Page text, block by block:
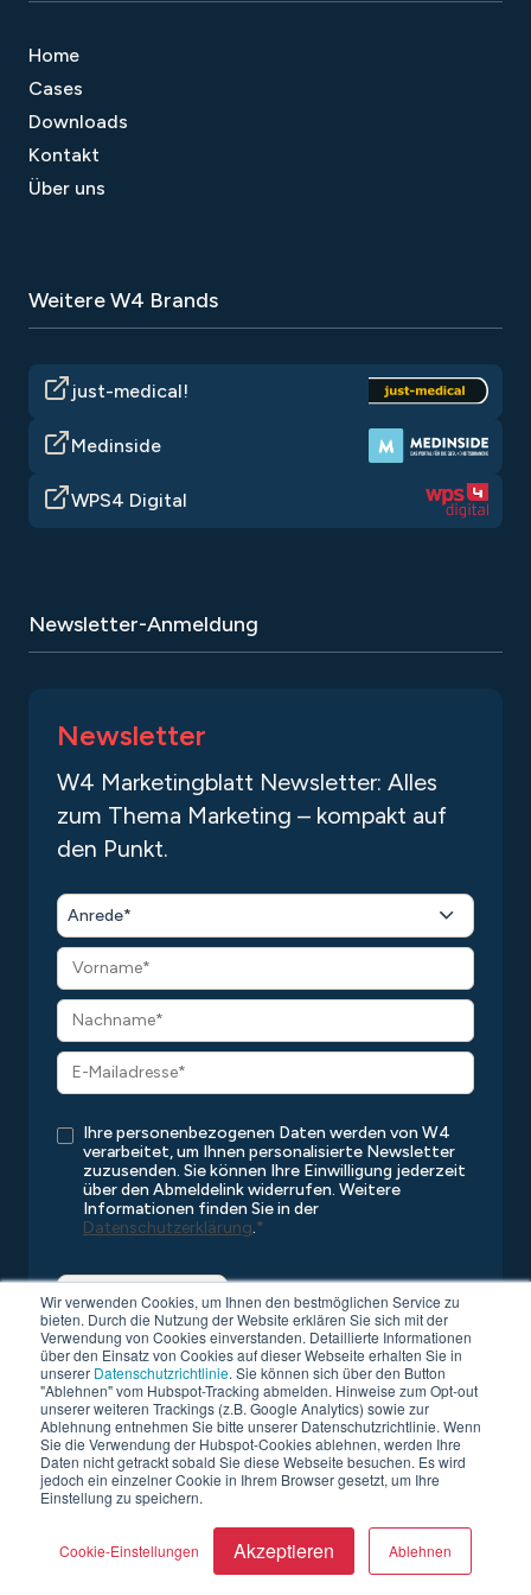
Wir verwenden Cookies, um Ihnen den bestmöglichen Service zu
bieten. Durch die Nutzung der Website erklären Sie sich mit der
Verwendung von Cookies einverstanden. Detaillierte Informationen
über den Einsatz von Cookies auf dieser Webseite erhalten Sie in
unserer Datenschutzrichtlinie. Sie können sich über den Button
"Ablehnen" vom Hubspot-Tracking abmelden. Hinweise zum Opt-out
unserer weiteren Trackings (z.B. Google Analytics) sowie zur
Ablehnung entnehmen Sie bitte unserer Datenschutzrichtlinie. Wenn
Sie die Verwendung der Hubspot-Cookies ablehnen, werden Ihre
Daten nicht getrackt sobald Sie diese Webseite besuchen. Es wird
jedoch ein einzelner Cookie in Ihrem Browser gesetzt, um Ihre
Einstellung zu speichern.
Cookie-Einstellungen Akzeptieren Ablehnen
Home
Cases
Downloads
Kontakt
Über uns
Weitere W4 Brands
just-medical!
Medinside
WPS4 Digital
Newsletter-Anmeldung
Newsletter
W4 Marketingblatt Newsletter: Alles
zum Thema Marketing – kompakt auf
den Punkt.
Anrede*
Ihre personenbezogenen Daten werden von W4
verarbeitet, um Ihnen personalisierte Newsletter
zuzusenden. Sie können Ihre Einwilligung jederzeit
über den Abmeldelink widerrufen. Weitere
Informationen finden Sie in der
Datenschutzerklärung.*
Copyright © 2026 W4Alle Rechte vorbehalten
DatenschutzKompatibilitätslisteAGBImpressum